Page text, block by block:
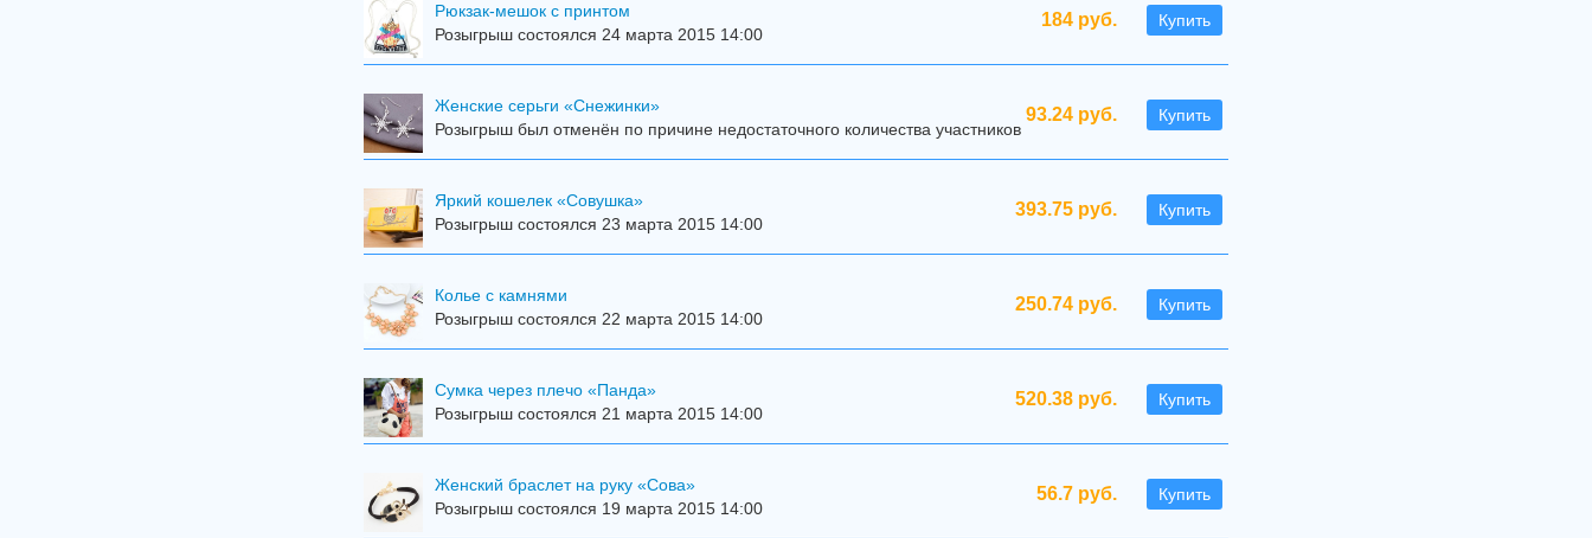
184 руб. Купить
Рюкзак-мешок с принтом
Розыгрыш состоялся 24 марта 2015 14:00
93.24 руб. Купить
Женские серьги «Снежинки»
Розыгрыш был отменён по причине недостаточного количества участников
393.75 руб. Купить
Яркий кошелек «Совушка»
Розыгрыш состоялся 23 марта 2015 14:00
250.74 руб. Купить
Колье с камнями
Розыгрыш состоялся 22 марта 2015 14:00
520.38 руб. Купить
Сумка через плечо «Панда»
Розыгрыш состоялся 21 марта 2015 14:00
56.7 руб. Купить
Женский браслет на руку «Сова»
Розыгрыш состоялся 19 марта 2015 14:00